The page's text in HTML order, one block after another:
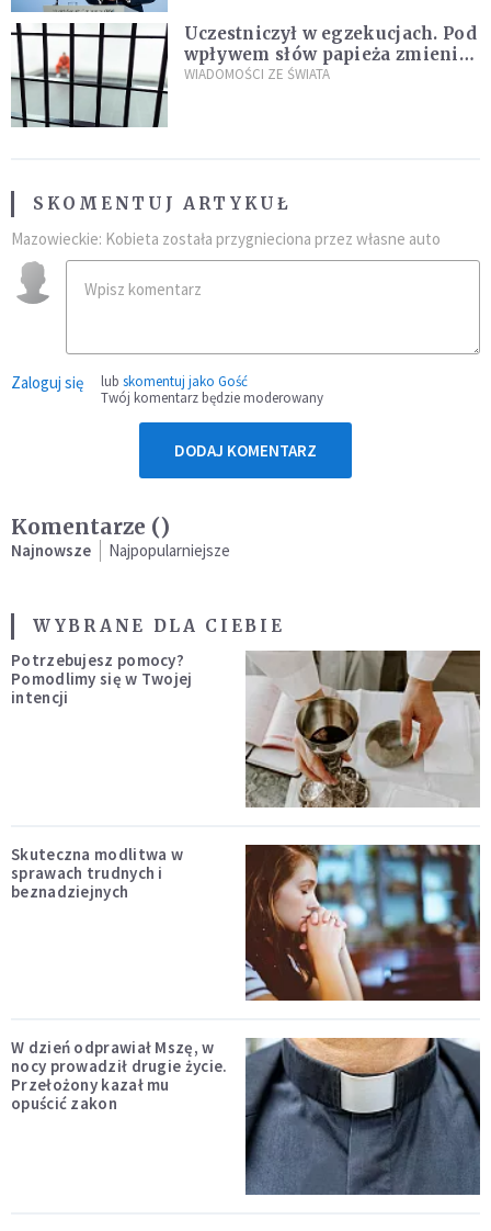
Uczestniczył w egzekucjach. Pod
wpływem słów papieża zmienił
zdanie
WIADOMOŚCI ZE ŚWIATA
SKOMENTUJ ARTYKUŁ
Mazowieckie: Kobieta została przygnieciona przez własne auto
Zaloguj się lub skomentuj jako Gość
Twój komentarz będzie moderowany
DODAJ KOMENTARZ
Komentarze ()
Najnowsze Najpopularniejsze
WYBRANE DLA CIEBIE
Potrzebujesz pomocy?
Pomodlimy się w Twojej
intencji
Skuteczna modlitwa w
sprawach trudnych i
beznadziejnych
W dzień odprawiał Mszę, w
nocy prowadził drugie życie.
Przełożony kazał mu
opuścić zakon